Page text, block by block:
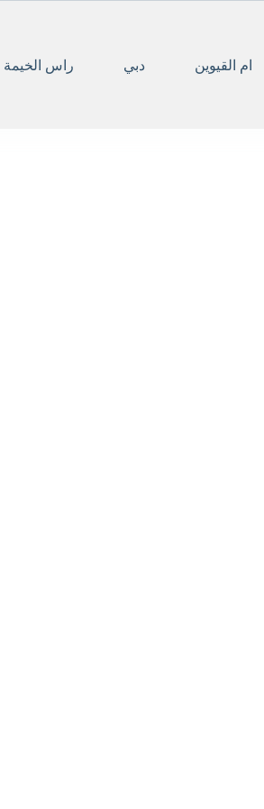
ام القيوين دبي راس الخيمة